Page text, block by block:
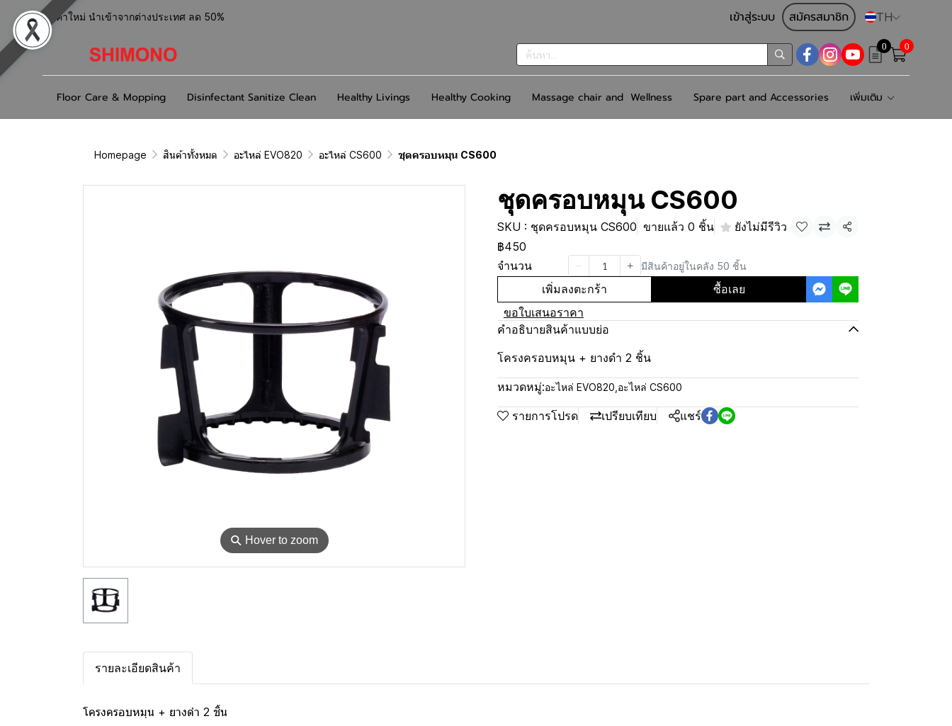
สินค้าใหม่ นำเข้าจากต่างประเทศ ลด 50% เข้าสู่ระบบ สมัครสมาชิก TH
0 0
Floor Care & Mopping Disinfectant Sanitize Clean Healthy Livings Healthy Cooking Massage chair and Wellness Spare part and Accessories เพิ่มเติม
Homepage สินค้าทั้งหมด อะไหล่ EVO820 อะไหล่ CS600 ชุดครอบหมุน CS600
⚲ Hover to zoom
ชุดครอบหมุน CS600
SKU : ชุดครอบหมุน CS600 ขายแล้ว 0 ชิ้น ยังไม่มีรีวิว
แชร์
฿450
จำนวน
มีสินค้าอยู่ในคลัง 50 ชิ้น
เพิ่มลงตะกร้า
ซื้อเลย
ขอใบเสนอราคา
คำอธิบายสินค้าแบบย่อ
โครงครอบหมุน + ยางดำ 2 ชิ้น
หมวดหมู่:อะไหล่ EVO820 อะไหล่ CS600
รายการโปรด เปรียบเทียบ แชร์
รายละเอียดสินค้า
โครงครอบหมุน + ยางดำ 2 ชิ้น